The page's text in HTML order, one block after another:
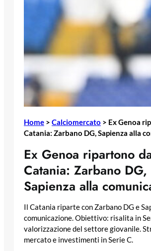
Home > Calciomercato > Ex Genoa
Catania: Zarbano DG, Sapienza alla
Ex Genoa ripartono
Catania: Zarbano DG,
Sapienza alla
Il Catania riparte con Zarbano DG e
comunicazione. Obiettivo: risalita in
valorizzazione del settore giovanile.
mercato e investimenti in Serie C.